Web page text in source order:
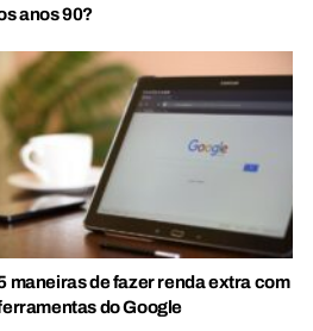
anos 90?
maneiras de fazer renda extra com
do Google